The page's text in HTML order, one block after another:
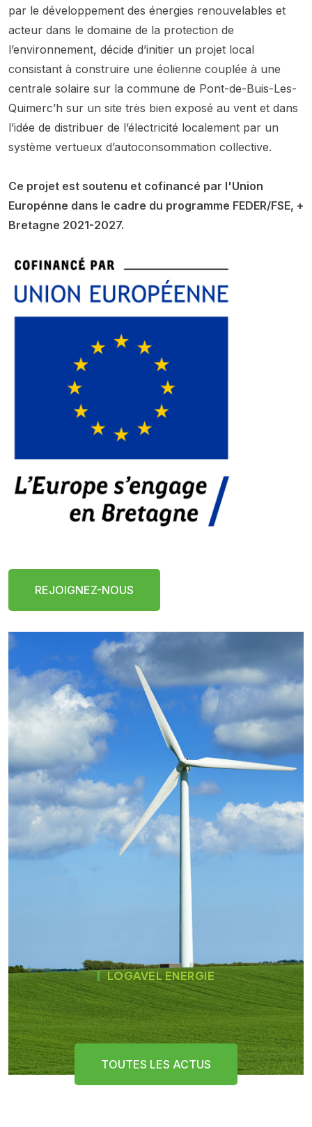
par le développement des énergies renouvelables et
acteur dans le domaine de la protection de
l’environnement, décide d’initier un projet local
consistant à construire une éolienne couplée à une
centrale solaire sur la commune de Pont-de-Buis-Les-
Quimerc’h sur un site très bien exposé au vent et dans
l’idée de distribuer de l’électricité localement par un
système vertueux d’autoconsommation collective.
Ce projet est soutenu et cofinancé par l'Union
Europénne dans le cadre du programme FEDER/FSE, +
Bretagne 2021-2027.
REJOIGNEZ-NOUS
LOGAVEL ENERGIE
LES DERNIÈRES ACTUALITÉS
TOUTES LES ACTUS